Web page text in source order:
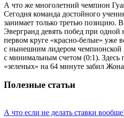
А что же многолетний чемпион
Сегодня команда достойного
занимает только третью позицию.
Эвергранд девять побед при одной
первом круге «красно-белые» уже
с нынешним лидером чемпионской
с минимальным счетом (0:1). Здесь
«зеленых» на 64 минуте забил
Полезные статьи
А что если не делать ставки